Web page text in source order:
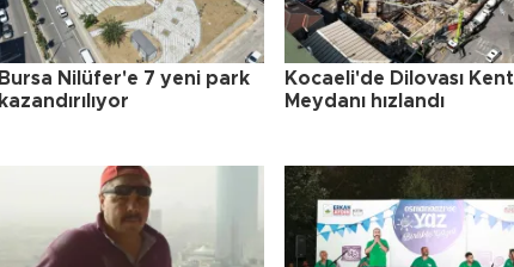
Bursa Nilüfer'e 7 yeni park
kazandırılıyor
Kocaeli'de Dilovası Kent
Meydanı hızlandı